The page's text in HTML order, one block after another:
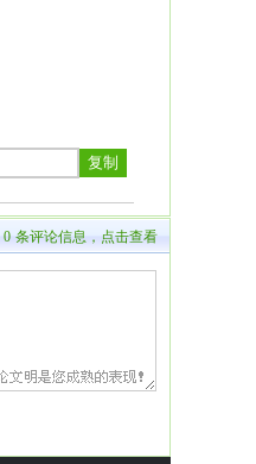
0 条评论信息，点击查看